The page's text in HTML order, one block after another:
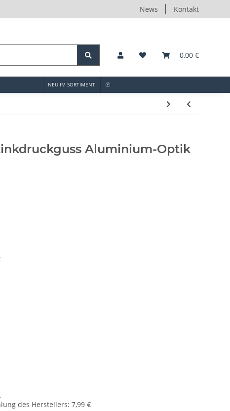
News Kontakt
0,00 €
NEU IM SORTIMENT
Aluminium-Optik
des Herstellers: 7,99 €